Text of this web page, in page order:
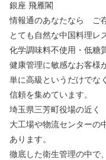
銀座 飛雁閣
情報通のあなたなら ご
とても自然な中国料理レ
化学調味料不使用・低糖
健康管理に敏感なお客様
単に高級というだけでな
信頼を集めています。
埼玉県三芳町役場の近く
大工場や物流センターの
あります。
徹底した衛生管理の中で